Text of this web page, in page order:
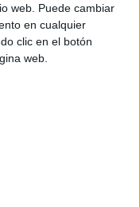
web. Puede cambiar
en cualquier
clic en el botón
web.
del Tarajal y lo
pueden acudir al
gestándose